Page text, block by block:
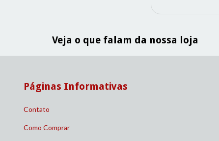
Veja o que falam da nossa loja
Páginas Informativas
Contato
Como Comprar